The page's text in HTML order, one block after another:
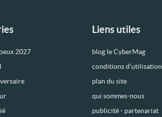
2027
Liens utiles
blog le CyberMag
conditions d’utilisation
plan du site
qui sommes-nous
publicité - partenariat